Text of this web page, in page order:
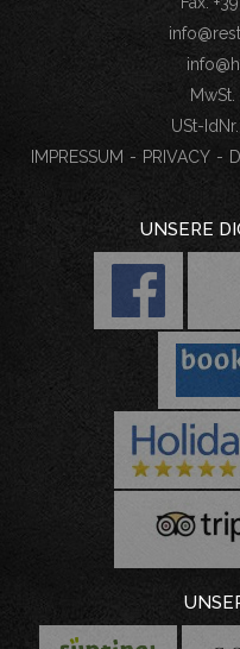
USt-
IMPRESSUM - PRIVACY -
UNSERE